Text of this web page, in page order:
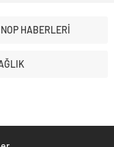
HABERLERİ